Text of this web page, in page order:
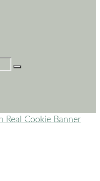
Real Cookie Banner